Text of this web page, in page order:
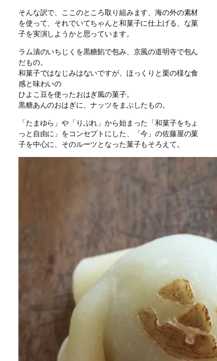
そんな訳で、ここのところ取り組みます、海の外の素材
を使って、それでいてちゃんと和菓子に仕上げる、な菓
子を実演しようかと思っています。
ラム漬のいちじくを黒糖餡で包み、京風の道明寺で包ん
だもの。
和菓子ではなじみはないですが、ほっくりと栗の様な食
感と味わいの
ひよこ豆を使ったおはぎ風の菓子。
黒糖あんのおはぎに、ナッツをまぶしたもの。
「たまゆら」や「りぶれ」から始まった「和菓子をちょ
っと自由に」をコンセプトにした、「今」の佐藤屋の菓
子を中心に、そのルーツとなった菓子もそろえて。